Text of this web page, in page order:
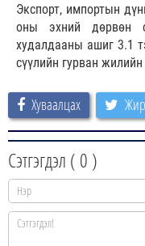
Экспорт, импортын
оны эхний дөрвөн
худалдааны ашиг 3.1
сүүлийн гурван
Хуваалцах
Сэтгэгдэл ( 0 )